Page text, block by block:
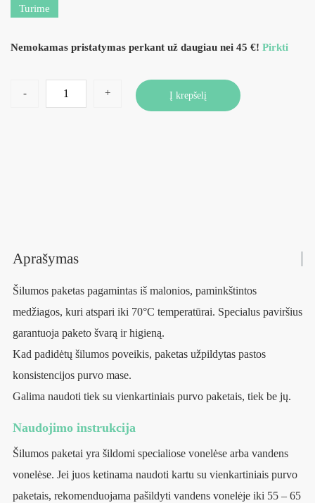
Turime
Nemokamas pristatymas perkant už daugiau nei 45 €! Pirkti
- + Į krepšelį
Aprašymas
Šilumos paketas pagamintas iš malonios, paminkštintos
medžiagos, kuri atspari iki 70°C temperatūrai. Specialus paviršius
garantuoja paketo švarą ir higieną.
Kad padidėtų šilumos poveikis, paketas užpildytas pastos
konsistencijos purvo mase.
Galima naudoti tiek su vienkartiniais purvo paketais, tiek be jų.
Naudojimo instrukcija
Šilumos paketai yra šildomi specialiose vonelėse arba vandens
vonelėse. Jei juos ketinama naudoti kartu su vienkartiniais purvo
paketais, rekomenduojama pašildyti vandens vonelėje iki 55 – 65